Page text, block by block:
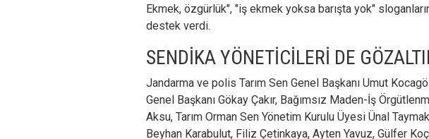
Ekmek, özgürlük", "iş ekmek yoksa barışta yok"
destek verdi.
SENDİKA YÖNETİCİLERİ DE
Jandarma ve polis Tarım Sen Genel Başkanı Umut
Genel Başkanı Gökay Çakır, Bağımsız Maden-İş
Aksu, Tarım Orman Sen Yönetim Kurulu Üyesi Ünal
Beyhan Karabulut, Filiz Çetinkaya, Ayten Yavuz, Gülfer